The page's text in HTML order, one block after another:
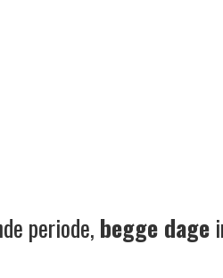
periode, begge dage